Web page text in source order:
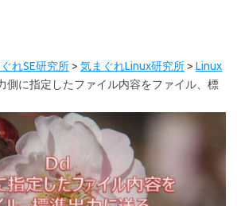
れSE研究所> 気まぐれLinux研究所> Linux
側に指定したファイル内容をファイル、標